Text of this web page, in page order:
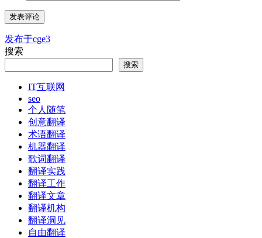
文
章
发布于cge3
搜索
搜索
IT互联网
seo
个人随笔
创意翻译
术语翻译
机器翻译
歌词翻译
翻译实践
翻译工作
翻译文章
翻译机构
翻译洞见
自由翻译